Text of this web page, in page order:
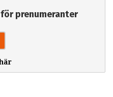
prenumeranter